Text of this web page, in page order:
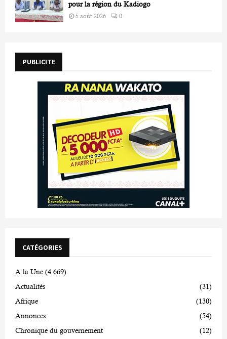
pour la région du Kadiogo
5 août 2026 0
PUBLICITE
CATÉGORIES
A la Une (4 669)
Actualités
(31)
Afrique
(130)
Annonces
(54)
Chronique du gouvernement
(12)